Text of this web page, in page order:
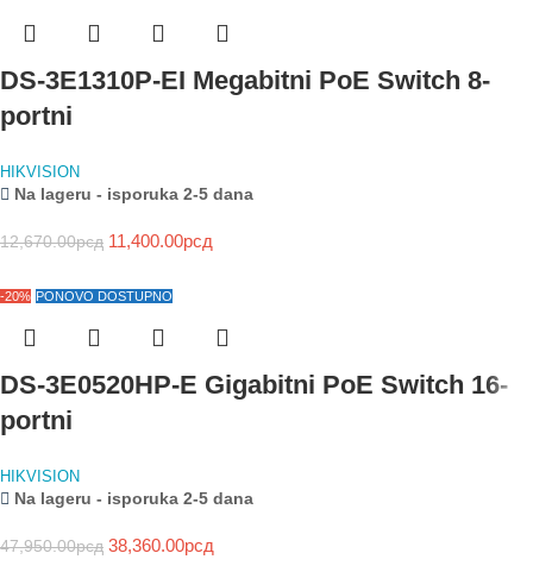
DS-3E1310P-EI Megabitni PoE Switch 8-
portni
HIKVISION
Na lageru - isporuka 2-5 dana
12,670.00рсд 11,400.00рсд
-20% PONOVO DOSTUPNO
DS-3E0520HP-E Gigabitni PoE Switch 16-
portni
HIKVISION
Na lageru - isporuka 2-5 dana
47,950.00рсд 38,360.00рсд